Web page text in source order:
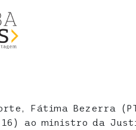
Fátima Bezerra
ao ministro da